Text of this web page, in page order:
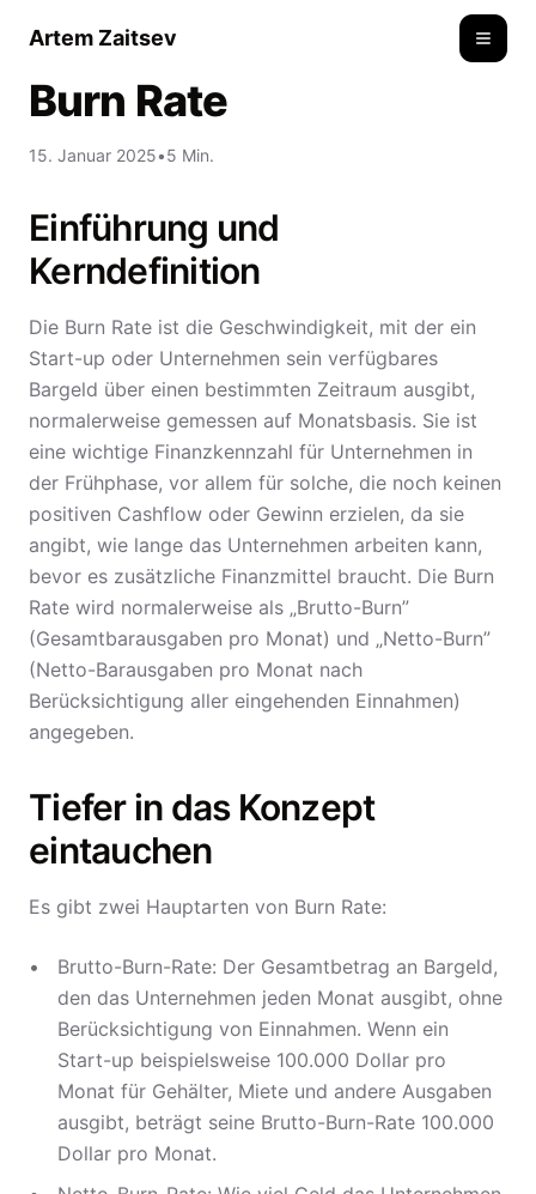
Artem Zaitsev
Burn Rate
15. Januar 2025•5 Min.
Einführung und
Kerndefinition
Die Burn Rate ist die Geschwindigkeit, mit der ein
Start-up oder Unternehmen sein verfügbares
Bargeld über einen bestimmten Zeitraum ausgibt,
normalerweise gemessen auf Monatsbasis. Sie ist
eine wichtige Finanzkennzahl für Unternehmen in
der Frühphase, vor allem für solche, die noch keinen
positiven Cashflow oder Gewinn erzielen, da sie
angibt, wie lange das Unternehmen arbeiten kann,
bevor es zusätzliche Finanzmittel braucht. Die Burn
Rate wird normalerweise als „Brutto-Burn”
(Gesamtbarausgaben pro Monat) und „Netto-Burn”
(Netto-Barausgaben pro Monat nach
Berücksichtigung aller eingehenden Einnahmen)
angegeben.
Tiefer in das Konzept
eintauchen
Es gibt zwei Hauptarten von Burn Rate:
Brutto-Burn-Rate: Der Gesamtbetrag an Bargeld,
den das Unternehmen jeden Monat ausgibt, ohne
Berücksichtigung von Einnahmen. Wenn ein
Start-up beispielsweise 100.000 Dollar pro
Monat für Gehälter, Miete und andere Ausgaben
ausgibt, beträgt seine Brutto-Burn-Rate 100.000
Dollar pro Monat.